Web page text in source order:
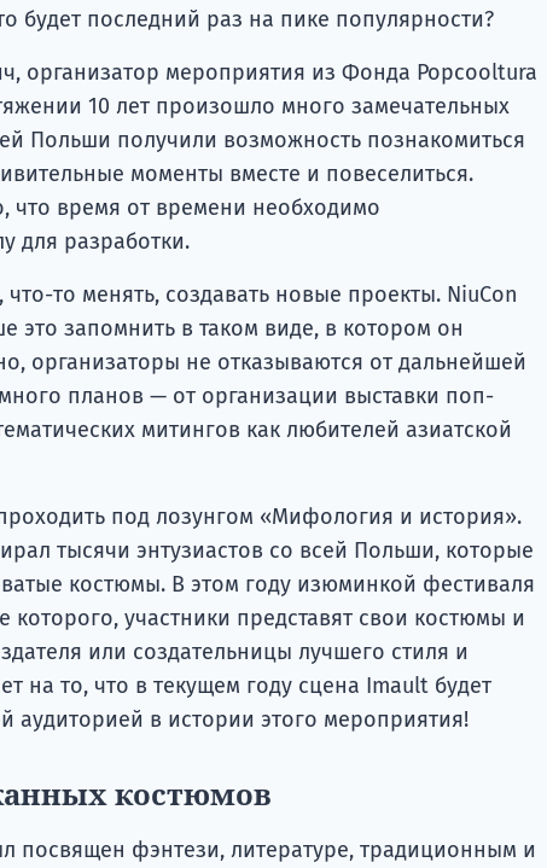
будет последний раз на пике популярности?
организатор мероприятия из Фонда Popcooltura
10 лет произошло много замечательных
Польши получили возможность познакомиться
моменты вместе и повеселиться.
что время от времени необходимо
для разработки.
то менять, создавать новые проекты. NiuCon
это запомнить в таком виде, в котором он
организаторы не отказываются от дальнейшей
планов — от организации выставки поп-
митингов как любителей азиатской
под лозунгом «Мифология и история».
тысячи энтузиастов со всей Польши, которые
костюмы. В этом году изюминкой фестиваля
которого, участники представят свои костюмы и
или создательницы лучшего стиля и
на то, что в текущем году сцена Imault будет
аудиторией в истории этого мероприятия!
костюмов
посвящен фэнтези, литературе, традиционным и